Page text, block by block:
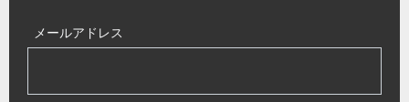
メールアドレス